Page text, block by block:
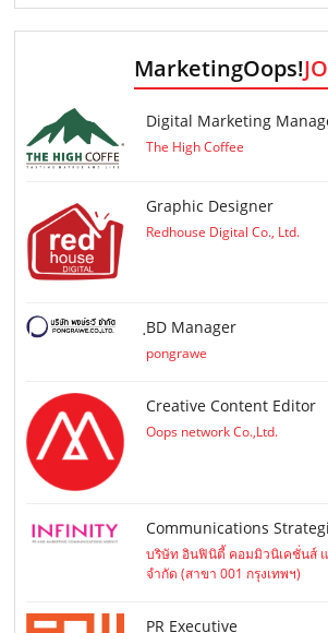
MarketingOops!
Digital Marketing
The High Coffee
Graphic Designer
Redhouse Digital Co., Ltd.
ฺBD Manager
pongrawe
Creative Content Editor
Oops network Co.,Ltd.
Communications
บริษัท อินฟินิตี้ คอมมิวนิเคชั่นส์
จำกัด (สาขา 001 กรุงเทพฯ)
PR Executive